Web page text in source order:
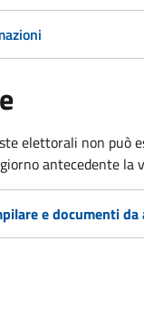
elettorali non può
antecedente la
e documenti da